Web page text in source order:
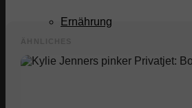
Ernährung
Abnehmen